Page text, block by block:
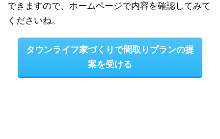
できますので、ホームページで内容を確認してみて
くださいね。
タウンライフ家づくりで間取りプランの提
案を受ける